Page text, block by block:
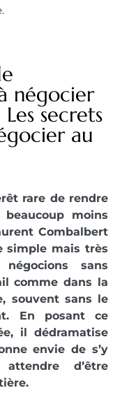
négocier
secrets
au
rare de rendre
moins
Combalbert
simple mais très
sans
comme dans la
souvent sans le
En posant ce
il dédramatise
envie de s’y
d’être